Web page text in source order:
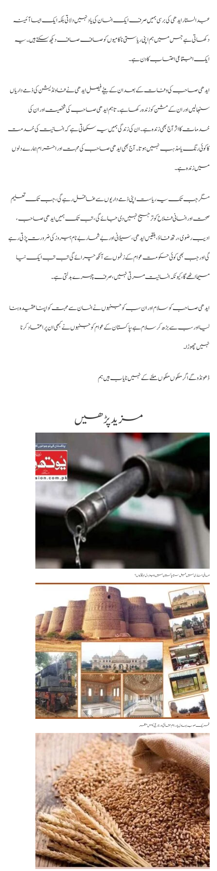
ایدھی کی برسی ہمیں صرف ایک انسان کی یاد نہیں دلاتی بلکہ ایک ایسا آئینہ
ہے جس میں ہم اپنی ریاستی ناکامیوں کو صاف صاف دیکھ سکتے ہیں۔ یہ
اجتماعی احتساب کا دن ہے۔
صاحب کی وفات کے بعد ان کے بیٹے فیصل ایدھی نے فاونڈیشن کی ذمے داریاں
اور ان کے مشن کو زندہ رکھا ہے۔ تاہم ایدھی صاحب کی شخصیت اور ان کی
کا اثر آج بھی زندہ ہے۔ ان کی زندگی ہمیں یہ سکھاتی ہے کہ انسانیت کی خدمت
کوئی رنگ یا مذہب نہیں ہوتا۔ آج بھی ایدھی صاحب کی محبت اور احترام ہمارے دلوں
زندہ ہے۔
جب تک یہ ریاست اپنی ذمے داریوں سے غافل رہے گی، جب تک تعلیم
اور انسانی فلاح کو ترجیح نہیں دی جائے گی، تب تک ہمیں ایدھی صاحب،
رضوی، رتھ فاؤ، بلقیس ایدھی، سیلانی اور بے شمار بے نام ہیروز کی ضرورت پڑتی رہے
اور جب بھی کوئی حکومت عوام کے زخموں سے آنکھ چرائے گی تب تب ایک نیا
اٹھے گا،کیونکہ انسانیت مرتی نہیں، صرف چہرے بدلتی ہے۔
صاحب کو سلام اور ان سب کو جنہوں نے انسان سے محبت کو اپنا عقیدہ بنا
اور سب سے بڑھ کر سلام ہے، پاکستان کے عوام کو جنہوں نے کبھی ان پر اعتماد کرنا
چھوڑا۔
اگر ملکوں ملکوں ملنے کے نہیں نایاب ہیں ہم
مزید پڑھیں
منڈی میں تیل سستا، پاکستان میں پیٹرول مہنگا کیوں؟
صوبہ بہاول پور: اہم حقائق اور تاریخی پس منظر